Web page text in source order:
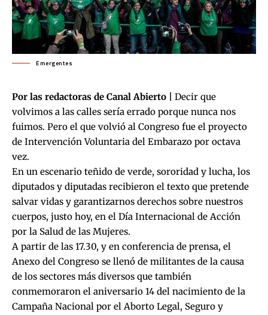
Emergentes
Por las redactoras de Canal Abierto |
Decir que
volvimos a las calles sería errado porque nunca nos
fuimos. Pero el que volvió al Congreso fue el proyecto
de Intervención Voluntaria del Embarazo por octava
vez.
En un escenario teñido de verde, sororidad y lucha, los
diputados y diputadas recibieron el texto que pretende
salvar vidas y garantizarnos derechos sobre nuestros
cuerpos, justo hoy, en el Día Internacional de Acción
por la Salud de las Mujeres.
A partir de las 17.30, y en conferencia de prensa, el
Anexo del Congreso se llenó de militantes de la causa
de los sectores más diversos que también
conmemoraron el aniversario 14 del nacimiento de la
Campaña Nacional por el Aborto Legal, Seguro y